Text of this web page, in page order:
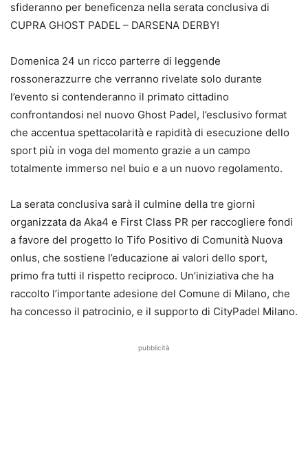
sfideranno per beneficenza nella serata conclusiva di
CUPRA GHOST PADEL – DARSENA DERBY!
Domenica 24 un ricco parterre di leggende
rossonerazzurre che verranno rivelate solo durante
l’evento si contenderanno il primato cittadino
confrontandosi nel nuovo Ghost Padel, l’esclusivo format
che accentua spettacolarità e rapidità di esecuzione dello
sport più in voga del momento grazie a un campo
totalmente immerso nel buio e a un nuovo regolamento.
La serata conclusiva sarà il culmine della tre giorni
organizzata da Aka4 e First Class PR per raccogliere fondi
a favore del progetto Io Tifo Positivo di Comunità Nuova
onlus, che sostiene l’educazione ai valori dello sport,
primo fra tutti il rispetto reciproco. Un’iniziativa che ha
raccolto l’importante adesione del Comune di Milano, che
ha concesso il patrocinio, e il supporto di CityPadel Milano.
pubblicità